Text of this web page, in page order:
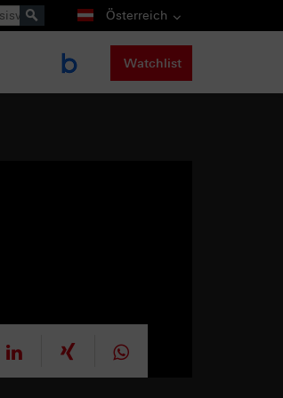
Österreich
Watchlist
mitteilen